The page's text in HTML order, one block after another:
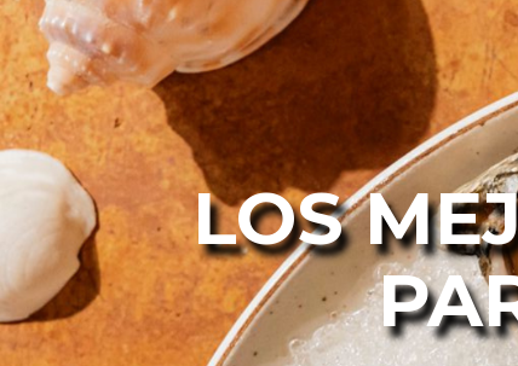
LOS